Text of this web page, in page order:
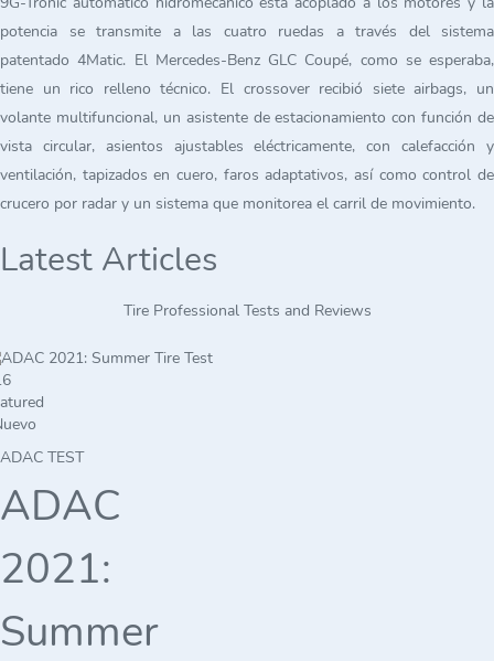
potencia se transmite a las cuatro ruedas a través del sistema
patentado 4Matic. El Mercedes-Benz GLC Coupé, como se esperaba,
tiene un rico relleno técnico. El crossover recibió siete airbags, un
volante multifuncional, un asistente de estacionamiento con función de
vista circular, asientos ajustables eléctricamente, con calefacción y
ventilación, tapizados en cuero, faros adaptativos, así como control de
crucero por radar y un sistema que monitorea el carril de movimiento.
Latest Articles
Tire Professional Tests and Reviews
ADAC TEST
ADAC
2021:
Summer